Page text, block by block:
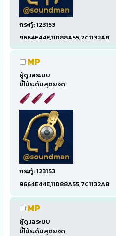
กระทู้: 123153
9664E44E,11D88A55,7C1132A8
MP
ผู้ดูแลระบบ
ขี้โม้ระดับสุดยอด
กระทู้: 123153
9664E44E,11D88A55,7C1132A8
MP
ผู้ดูแลระบบ
ขี้โม้ระดับสุดยอด